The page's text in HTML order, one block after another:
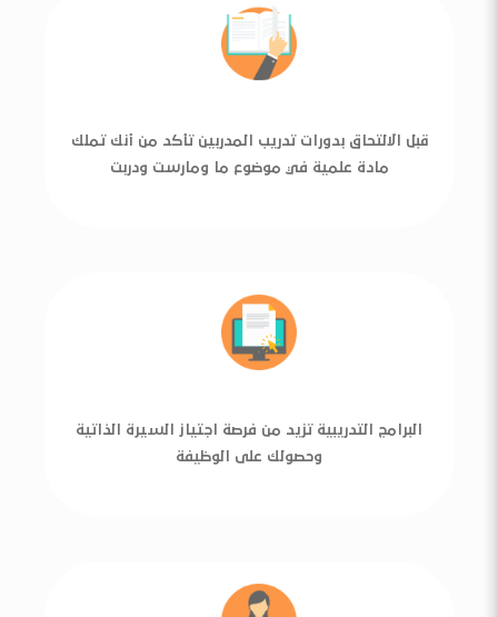
قبل الالتحاق بدورات تدريب المدربين تأكد من أنك تملك
مادة علمية في موضوع ما ومارست ودربت
البرامج التدريبية تزيد من فرصة اجتياز السيرة الذاتية
وحصولك على الوظيفة